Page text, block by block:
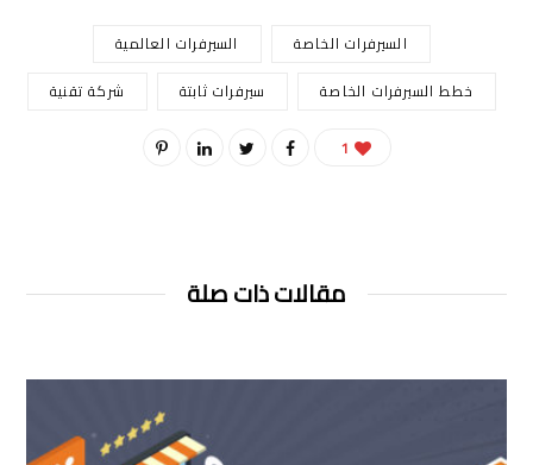
السيرفرات الخاصة
السيرفرات العالمية
خطط السيرفرات الخاصة
سيرفرات ثابتة شركة تقنية
1
مقالات ذات صلة